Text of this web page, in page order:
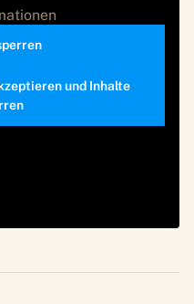
und Inhalte